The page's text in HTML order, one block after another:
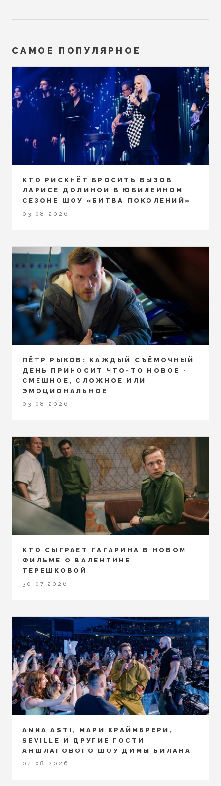
САМОЕ ПОПУЛЯРНОЕ
КТО РИСКНЁТ БРОСИТЬ ВЫЗОВ
ЛАРИСЕ ДОЛИНОЙ В ЮБИЛЕЙНОМ
СЕЗОНЕ ШОУ «БИТВА ПОКОЛЕНИЙ»
03.08.2026
ПЁТР РЫКОВ: КАЖДЫЙ СЪЁМОЧНЫЙ
ДЕНЬ ПРИНОСИТ ЧТО-ТО НОВОЕ -
СМЕШНОЕ, СЛОЖНОЕ ИЛИ
ЭМОЦИОНАЛЬНОЕ
03.08.2026
КТО СЫГРАЕТ ГАГАРИНА В НОВОМ
ФИЛЬМЕ О ВАЛЕНТИНЕ
ТЕРЕШКОВОЙ
30.07.2026
ANNA ASTI, МАРИ КРАЙМБРЕРИ,
SEVILLE И ДРУГИЕ ГОСТИ
АНШЛАГОВОГО ШОУ ДИМЫ БИЛАНА
04.08.2026